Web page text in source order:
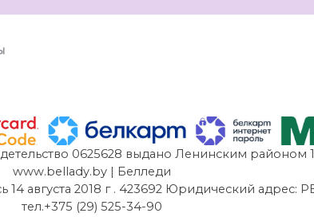
0625628 выдано Ленинским районом
www.bellady.by | Белледи
августа 2018 г . 423692 Юридический адрес:
тел.+375 (29) 525-34-90